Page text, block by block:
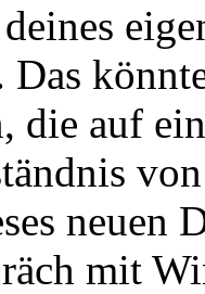
Das
die auf
neuen
mit